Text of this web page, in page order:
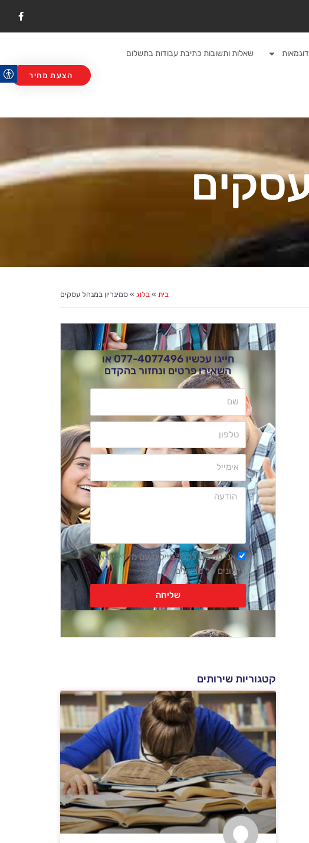
F
a
o
דוגמאות שאלות ותשובות כתיבת עבודות בתשלום
הצעת מחיר
בית » בלוג » סמינריון במנהל עסקים
חייגו עכשיו077-4077496או
השאירו פרטים ונחזור בהקדם
שם
הודעה
רשימת
דיוור
אני מסכים לקבל מיילים עם מדריכים או
עדכונים על מבצעים
שליחה
קטגוריות שירותים